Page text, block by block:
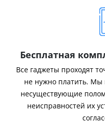
Бесплатная
Все гаджеты проходят
не нужно платить. Мы
несуществующие
неисправностей их